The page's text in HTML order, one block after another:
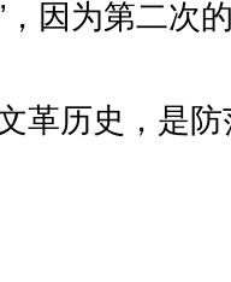
，因为第二次
革历史，是